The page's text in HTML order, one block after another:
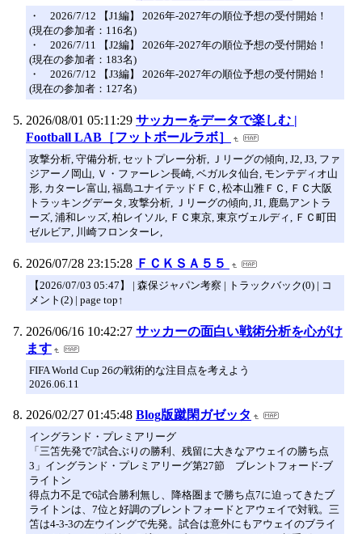
・ 2026/7/12 【J1編】 2026年-2027年の順位予想の受付開始！
(現在の参加者：116名)
・ 2026/7/11 【J2編】 2026年-2027年の順位予想の受付開始！
(現在の参加者：183名)
・ 2026/7/12 【J3編】 2026年-2027年の順位予想の受付開始！
(現在の参加者：127名)
2026/08/01 05:11:29 サッカーをデータで楽しむ |
Football LAB［フットボールラボ］
攻撃分析, 守備分析, セットプレー分析, Ｊリーグの傾向, J2, J3, ファ
ジアーノ岡山, Ｖ・ファーレン長崎, ベガルタ仙台, モンテディオ山
形, カターレ富山, 福島ユナイテッドＦＣ, 松本山雅ＦＣ, ＦＣ大阪
トラッキングデータ, 攻撃分析, Ｊリーグの傾向, J1, 鹿島アントラ
ーズ, 浦和レッズ, 柏レイソル, ＦＣ東京, 東京ヴェルディ, ＦＣ町田
ゼルビア, 川崎フロンターレ,
2026/07/28 23:15:28 ＦＣＫＳＡ５５
【2026/07/03 05:47】 | 森保ジャパン考察 | トラックバック(0) | コ
メント(2) | page top↑
2026/06/16 10:42:27 サッカーの面白い戦術分析を心がけ
ます
FIFA World Cup 26の戦術的な注目点を考えよう
2026.06.11
2026/02/27 01:45:48 Blog版蹴閑ガゼッタ
イングランド・プレミアリーグ
「三笘先発で7試合ぶりの勝利、残留に大きなアウェイの勝ち点
3」イングランド・プレミアリーグ第27節 ブレントフォード-ブ
ライトン
得点力不足で6試合勝利無し、降格圏まで勝ち点7に迫ってきたブ
ライトンは、7位と好調のブレントフォードとアウェイで対戦。三
笘は4-3-3の左ウイングで先発。試合は意外にもアウェイのブライ